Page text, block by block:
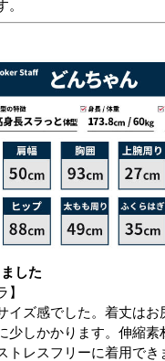
した
】
イズ感でした。着丈はお
少しかかります。伸縮素
トレスフリーに着用でき